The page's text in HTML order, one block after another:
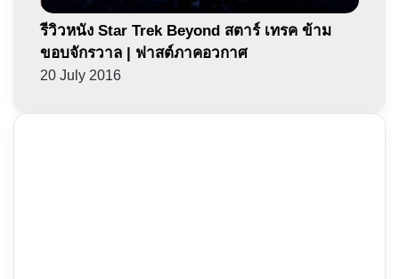
รีวิวหนัง Star Trek Beyond สตาร์ เทรค ข้าม
ขอบจักรวาล | ฟาสต์ภาคอวกาศ
20 July 2016